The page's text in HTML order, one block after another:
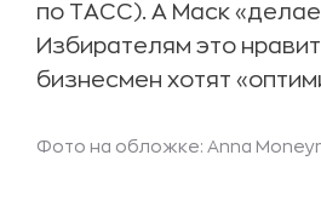
по ТАСС). А Маск
Избирателям это
бизнесмен хотят
Фото на обложке: Anna